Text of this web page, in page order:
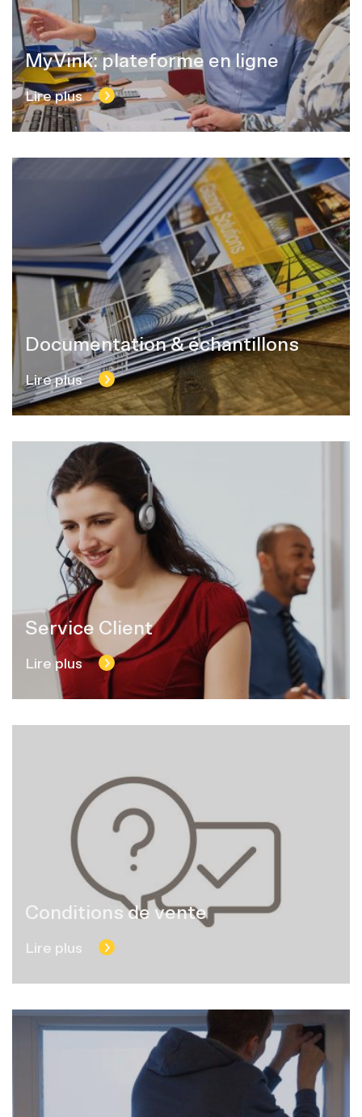
MyVink: plateforme en ligne
Lire plus
Documentation & échantillons
Lire plus
Service Client
Lire plus
Conditions de vente
Lire plus